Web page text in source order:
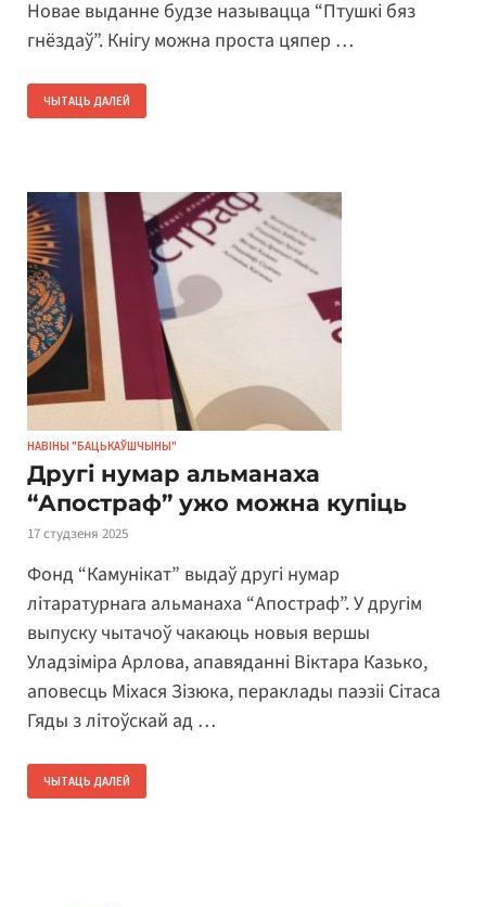
Новае выданне будзе называцца “Птушкі бяз
гнёздаў”. Кнігу можна проста цяпер …
ЧЫТАЦЬ ДАЛЕЙ
НАВІНЫ "БАЦЬКАЎШЧЫНЫ"
Другі нумар альманаха
“Апостраф” ужо можна купіць
17 студзеня 2025
Фонд “Камунікат” выдаў другі нумар
літаратурнага альманаха “Апостраф”. У другім
выпуску чытачоў чакаюць новыя вершы
Уладзіміра Арлова, апавяданні Віктара Казько,
аповесць Міхася Зізюка, пераклады паэзіі Сітаса
Гяды з літоўскай ад …
ЧЫТАЦЬ ДАЛЕЙ